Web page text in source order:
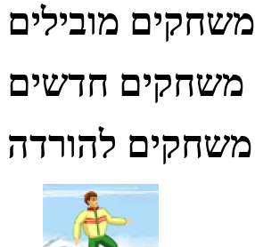
משחקים מובילים
משחקים חדשים
משחקים להורדה